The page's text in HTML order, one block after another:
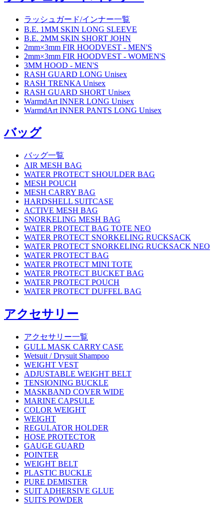
ラッシュガード/インナー一覧
B.E. 1MM SKIN LONG SLEEVE
B.E. 2MM SKIN SHORT JOHN
2mm×3mm FIR HOODVEST - MEN'S
2mm×3mm FIR HOODVEST - WOMEN'S
3MM HOOD - MEN'S
RASH GUARD LONG Unisex
RASH TRENKA Unisex
RASH GUARD SHORT Unisex
WarmdArt INNER LONG Unisex
WarmdArt INNER PANTS LONG Unisex
バッグ
バッグ一覧
AIR MESH BAG
WATER PROTECT SHOULDER BAG
MESH POUCH
MESH CARRY BAG
HARDSHELL SUITCASE
ACTIVE MESH BAG
SNORKELING MESH BAG
WATER PROTECT BAG TOTE NEO
WATER PROTECT SNORKELING RUCKSACK
WATER PROTECT SNORKELING RUCKSACK NEO
WATER PROTECT BAG
WATER PROTECT MINI TOTE
WATER PROTECT BUCKET BAG
WATER PROTECT POUCH
WATER PROTECT DUFFEL BAG
アクセサリー
アクセサリー一覧
GULL MASK CARRY CASE
Wetsuit / Drysuit Shampoo
WEIGHT VEST
ADJUSTABLE WEIGHT BELT
TENSIONING BUCKLE
MASKBAND COVER WIDE
MARINE CAPSULE
COLOR WEIGHT
WEIGHT
REGULATOR HOLDER
HOSE PROTECTOR
GAUGE GUARD
POINTER
WEIGHT BELT
PLASTIC BUCKLE
PURE DEMISTER
SUIT ADHERSIVE GLUE
SUITS POWDER